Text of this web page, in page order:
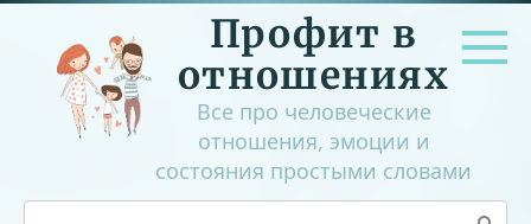
Перейти
контенту
Профит в
отношениях
Все про человеческие
отношения, эмоции и
состояния простыми словами
Поиск: